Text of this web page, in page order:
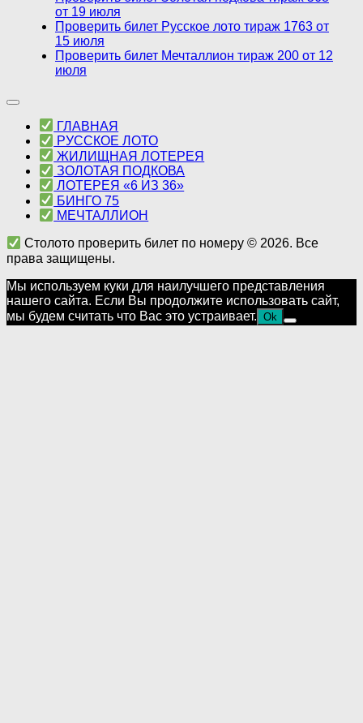
от 19 июля
Проверить билет Русское лото тираж 1763 от
15 июля
Проверить билет Мечталлион тираж 200 от 12
июля
ГЛАВНАЯ
РУССКОЕ ЛОТО
ЖИЛИЩНАЯ ЛОТЕРЕЯ
ЗОЛОТАЯ ПОДКОВА
ЛОТЕРЕЯ «6 ИЗ 36»
БИНГО 75
МЕЧТАЛЛИОН
Столото проверить билет по номеру © 2026. Все
права защищены.
Мы используем куки для наилучшего представления
нашего сайта. Если Вы продолжите использовать сайт,
мы будем считать что Вас это устраивает. Ok